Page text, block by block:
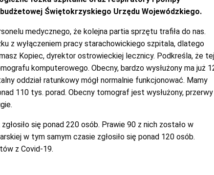
Świętokrzyskiego Urzędu Wojewódzkiego.
medycznego, że kolejna partia sprzętu trafiła do nas.
z wyłączeniem pracy starachowickiego szpitala, dlatego
Kopiec, dyrektor ostrowieckiej lecznicy. Podkreśla, że tej
komputerowego. Obecny, bardzo wysłużony ma już
oddział ratunkowy mógł normalnie funkcjonować. Mamy
110 tys. porad. Obecny tomograf jest wysłużony, przerwy
się ponad 220 osób. Prawie 90 z nich zostało w
w tym samym czasie zgłosiło się ponad 120 osób.
z Covid-19.